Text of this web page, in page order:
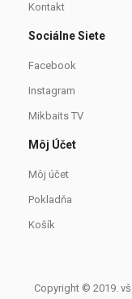
Kontakt
Sociálne Siete
Facebook
Instagram
Mikbaits TV
Môj Účet
Môj účet
Pokladňa
Košík
Copyright © 2019.